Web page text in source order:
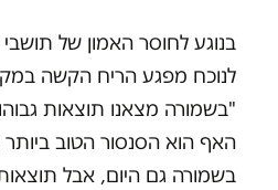
בנוגע לחוסר האמון של
לנוכח מפגע הריח הקשה
"בשמורה מצאנו תוצאות
האף הוא הסנסור הטוב ביותר
בשמורה גם היום, אבל